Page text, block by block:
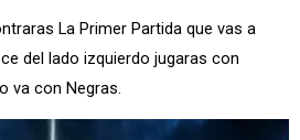
La Primer Partida que vas a
del lado izquierdo jugaras con
va con Negras.